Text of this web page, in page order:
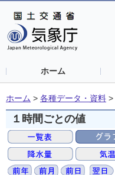
ホーム
ホーム > 各種データ・資料 >
１時間ごとの値